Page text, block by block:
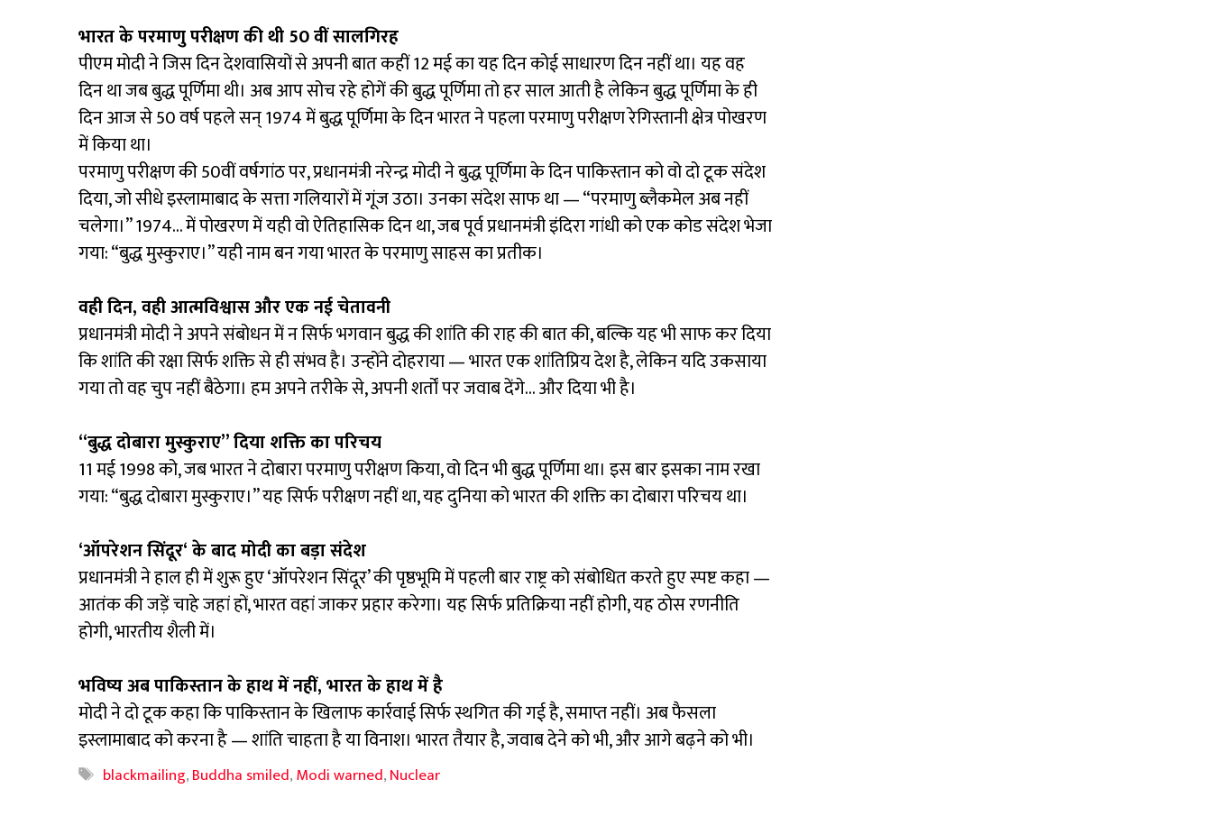
भारत के परमाणु परीक्षण की थी 50 वीं सालगिरह
पीएम मोदी ने जिस दिन देशवासियों से अपनी बात कहीं 12 मई का यह दिन कोई साधारण दिन नहीं था। यह वह
दिन था जब बुद्ध पूर्णिमा थी। अब आप सोच रहे होगें की बुद्ध पूर्णिमा तो हर साल आती है लेकिन बुद्ध पूर्णिमा के ही
दिन आज से 50 वर्ष पहले सन् 1974 में बुद्ध पूर्णिमा के दिन भारत ने पहला परमाणु परीक्षण रेगिस्तानी क्षेत्र पोखरण
में किया था।
परमाणु परीक्षण की 50वीं वर्षगांठ पर, प्रधानमंत्री नरेन्द्र मोदी ने बुद्ध पूर्णिमा के दिन पाकिस्तान को वो दो टूक संदेश
दिया, जो सीधे इस्लामाबाद के सत्ता गलियारों में गूंज उठा। उनका संदेश साफ था — “परमाणु ब्लैकमेल अब नहीं
चलेगा।” 1974… में पोखरण में यही वो ऐतिहासिक दिन था, जब पूर्व प्रधानमंत्री इंदिरा गांधी को एक कोड संदेश भेजा
गया: “बुद्ध मुस्कुराए।” यही नाम बन गया भारत के परमाणु साहस का प्रतीक।
वही दिन,वही आत्मविश्वास और एक नई चेतावनी
प्रधानमंत्री मोदी ने अपने संबोधन में न सिर्फ भगवान बुद्ध की शांति की राह की बात की, बल्कि यह भी साफ कर दिया
कि शांति की रक्षा सिर्फ शक्ति से ही संभव है। उन्होंने दोहराया — भारत एक शांतिप्रिय देश है, लेकिन यदि उकसाया
गया तो वह चुप नहीं बैठेगा। हम अपने तरीके से, अपनी शर्तों पर जवाब देंगे… और दिया भी है।
“बुद्ध दोबारा मुस्कुराए” दिया शक्ति का परिचय
11 मई 1998 को, जब भारत ने दोबारा परमाणु परीक्षण किया, वो दिन भी बुद्ध पूर्णिमा था। इस बार इसका नाम रखा
गया: “बुद्ध दोबारा मुस्कुराए।” यह सिर्फ परीक्षण नहीं था, यह दुनिया को भारत की शक्ति का दोबारा परिचय था।
‘ऑपरेशन सिंदूर‘के बाद मोदी का बड़ा संदेश
प्रधानमंत्री ने हाल ही में शुरू हुए ‘ऑपरेशन सिंदूर’ की पृष्ठभूमि में पहली बार राष्ट्र को संबोधित करते हुए स्पष्ट कहा —
आतंक की जड़ें चाहे जहां हों, भारत वहां जाकर प्रहार करेगा। यह सिर्फ प्रतिक्रिया नहीं होगी, यह ठोस रणनीति
होगी, भारतीय शैली में।
भविष्य अब पाकिस्तान के हाथ में नहीं,भारत के हाथ में है
मोदी ने दो टूक कहा कि पाकिस्तान के खिलाफ कार्रवाई सिर्फ स्थगित की गई है, समाप्त नहीं। अब फैसला
इस्लामाबाद को करना है — शांति चाहता है या विनाश। भारत तैयार है, जवाब देने को भी, और आगे बढ़ने को भी।
Tags
blackmailing,Buddha smiled,Modi warned,Nuclear